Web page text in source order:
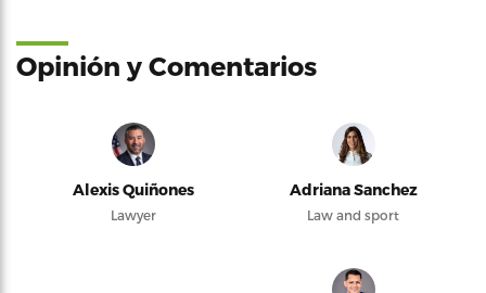
Opinión y Comentarios
Alexis Quiñones
Lawyer
Adriana Sanchez
Law and sport